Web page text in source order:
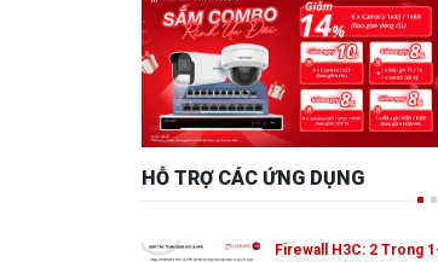
HỖ TRỢ CÁC ỨNG DỤNG
Firewall H3C: 2 Trong 1-
tuyến hiệu năng cao,…